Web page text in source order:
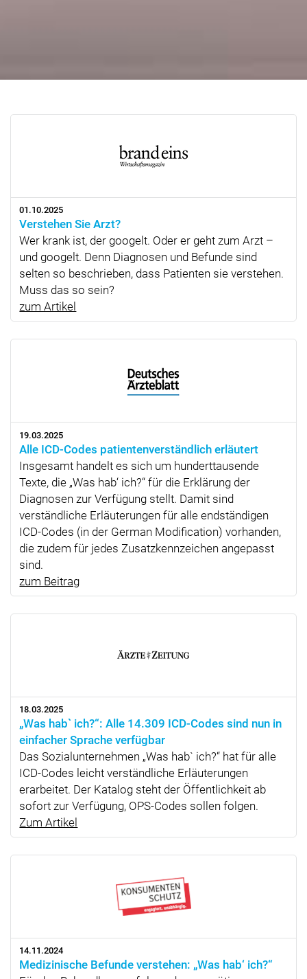
01.10.2025
Verstehen Sie Arzt?
Wer krank ist, der googelt. Oder er geht zum Arzt –
und googelt. Denn Diagnosen und Befunde sind
selten so beschrieben, dass Patienten sie verstehen.
Muss das so sein?
zum Artikel
19.03.2025
Alle ICD-Codes patientenverständlich erläutert
Insgesamt handelt es sich um hunderttausende
Texte, die „Was hab‘ ich?“ für die Erklärung der
Diagnosen zur Verfügung stellt. Damit sind
verständliche Erläuterungen für alle endständigen
ICD-Codes (in der German Modification) vorhanden,
die zudem für jedes Zusatzkennzeichen angepasst
sind.
zum Beitrag
18.03.2025
„Was hab` ich?“: Alle 14.309 ICD-Codes sind nun in
einfacher Sprache verfügbar
Das Sozialunternehmen „Was hab` ich?“ hat für alle
ICD-Codes leicht verständliche Erläuterungen
erarbeitet. Der Katalog steht der Öffentlichkeit ab
sofort zur Verfügung, OPS-Codes sollen folgen.
Zum Artikel
14.11.2024
Medizinische Befunde verstehen: „Was hab‘ ich?“